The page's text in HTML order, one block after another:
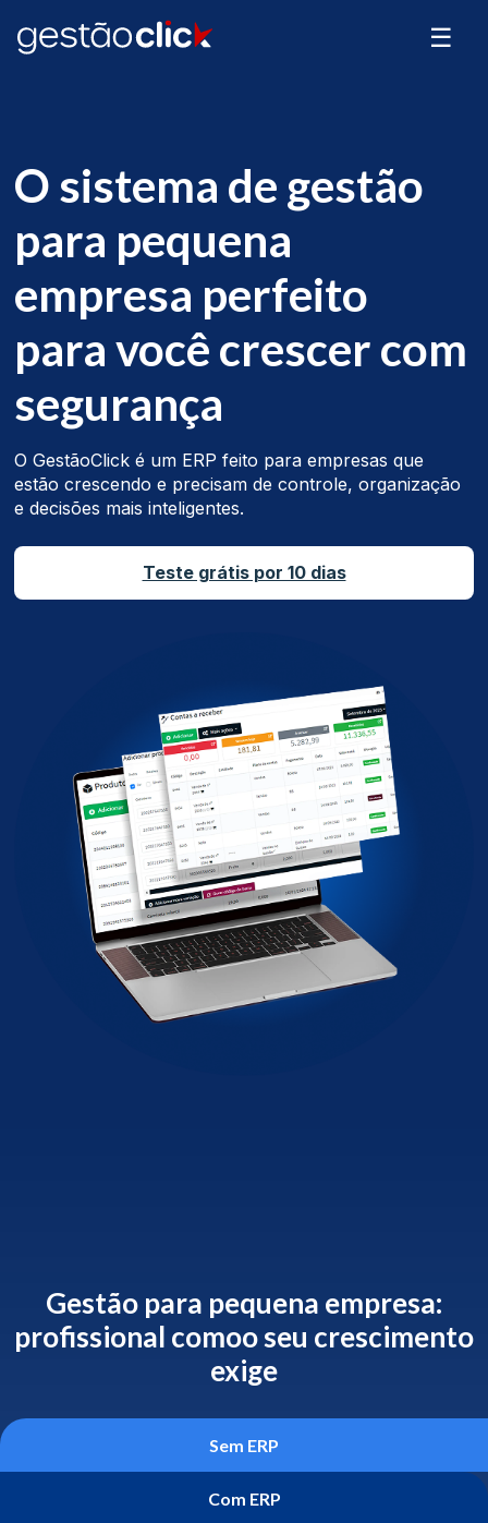
☰
O sistema de gestão
para pequena
empresa perfeito
para você crescer com
segurança
O GestãoClick é um ERP feito para empresas que
estão crescendo e precisam de controle, organização
e decisões mais inteligentes.
Teste grátis por 10 dias
Gestão para pequena empresa:
profissional comoo seu crescimento
exige
Sem ERP
Com ERP